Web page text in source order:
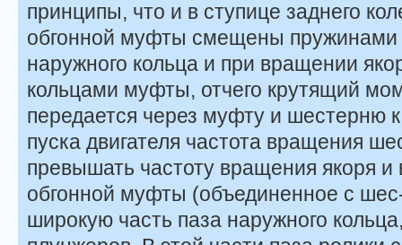
принципы, что и в ступице заднего
обгонной муфты смещены пружинами
наружного кольца и при вращении
кольцами муфты, отчего крутящий
передается через муфту и шестерню
пуска двигателя частота вращения
превышать частоту вращения якоря и
обгонной муфты (объединенное с
широкую часть паза наружного